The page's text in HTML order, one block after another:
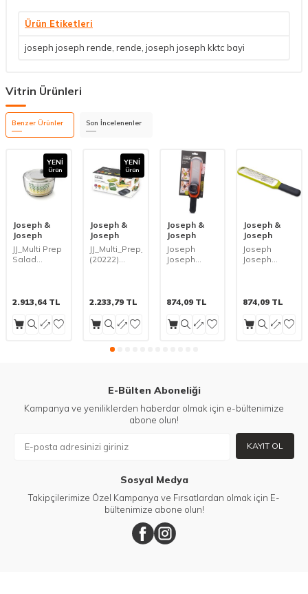
Ürün Etiketleri
joseph joseph rende rende joseph joseph kktc bayi
Vitrin Ürünleri
Benzer Ürünler Son İncelenenler
YENI
Ürün
Joseph &
Joseph
JJ_Multi Prep
Salad
2.913,64 TL
YENI
Ürün
Joseph &
Joseph
JJ_Multi_Prep_Compact
(20222)
Kompakt
2.233,79TL
Joseph &
Joseph
Joseph
Joseph
Mini Rende
Turuncu
874,09TL
Joseph &
Joseph
Joseph
Joseph
Kabuk
Yeşil
874,09 TL
E-Bülten Aboneliği
Kampanya ve yeniliklerden haberdar olmak için e-bültenimize
abone olun!
KAYIT OL
Sosyal Medya
Takipçilerimize Özel Kampanya ve Fırsatlardan olmak için E-
bültenimize abone olun!